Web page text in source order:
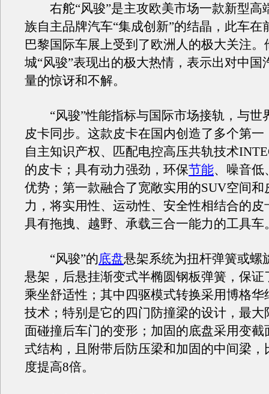
右舵“风骏”是主攻欧美市场一款新型高
族自主品牌汽车“集成创新”的结晶，此车在
巴黎国际车展上受到了欧洲人的极大关注。
城“风骏”表现出的极大热情，表示出对中国
量的惊讶和不解。
“风骏”性能指标与国际市场接轨，与世
皮卡同步。这款皮卡在国内创造了多个第一
自主知识产权、匹配电控高压共轨技术
的皮卡；具有动力强劲，环保节能、噪音低
优势；第一款融合了宽敞实用的SUV空间和
力，将实用性、运动性、安全性相结合的皮
具有拖拽、越野、承载三合一能力的工具车
“风骏”的底盘悬架系统为扭杆弹簧或螺
悬架，后悬挂渐变式半椭圆钢板弹簧，保证
乘坐舒适性；其中四驱模式转换采用博格华
技术；特别是它的四门防撞梁的设计，最大
面碰撞后车门的变形；加固的底盘采用变截
式结构，且附带后防压梁和加固的中间梁，
度提高8倍。